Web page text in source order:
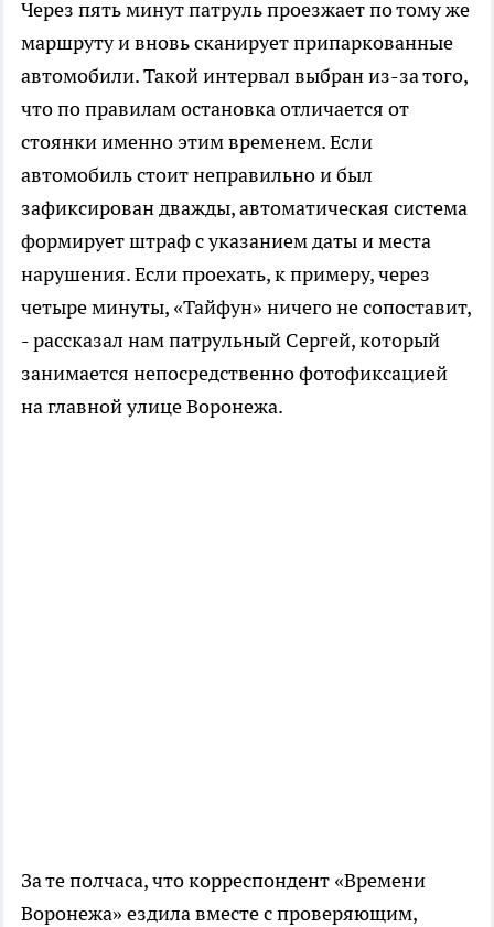
Через пять минут патруль проезжает по тому же
маршруту и вновь сканирует припаркованные
автомобили. Такой интервал выбран из-за того,
что по правилам остановка отличается от
стоянки именно этим временем. Если
автомобиль стоит неправильно и был
зафиксирован дважды, автоматическая система
формирует штраф с указанием даты и места
нарушения. Если проехать, к примеру, через
четыре минуты, «Тайфун» ничего не сопоставит,
- рассказал нам патрульный Сергей, который
занимается непосредственно фотофиксацией
на главной улице Воронежа.
За те полчаса, что корреспондент «Времени
Воронежа» ездила вместе с проверяющим,